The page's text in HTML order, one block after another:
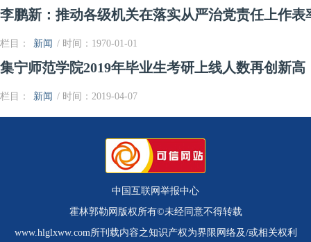
李鹏新：推动各级机关在落实从严治党责任上作表
栏目： 新闻 / 时间：1970-01-01
集宁师范学院2019年毕业生考研上线人数再创新高
栏目： 新闻 / 时间：2019-04-07
中国互联网举报中心
霍林郭勒网版权所有©未经同意不得转载
www.hlglxww.com所刊载内容之知识产权为界限网络及/或相关权利